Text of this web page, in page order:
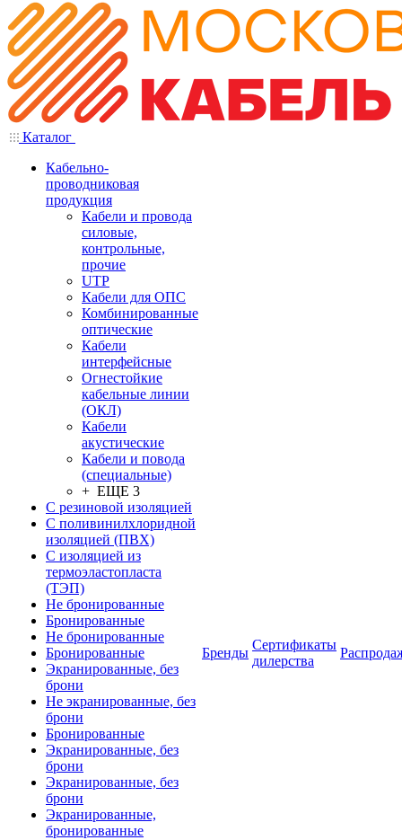
Каталог
Кабельно-
проводниковая
продукция
Кабели и провода
силовые,
контрольные,
прочие
UTP
Кабели для ОПС
Комбинированные
оптические
Кабели
интерфейсные
Огнестойкие
кабельные линии
(ОКЛ)
Кабели
акустические
Кабели и повода
(специальные)
+ ЕЩЕ 3
С резиновой изоляцией
С поливинилхлоридной
изоляцией (ПВХ)
С изоляцией из
термоэластопласта
(ТЭП)
Не бронированные
Бронированные
Не бронированные
Бронированные
Экранированные, без
брони
Не экранированные, без
брони
Бронированные
Экранированные, без
брони
Экранированные, без
брони
Экранированные,
бронированные
Бренды
Сертификаты
дилерства